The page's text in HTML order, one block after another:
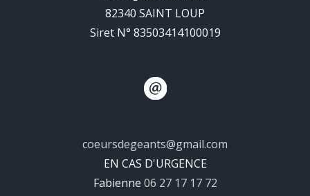
82340 SAINT LOUP
Siret N° 83503414100019
coeursdegeants@gmail.com
EN CAS D'URGENCE
Fabienne 06 27 17 17 72